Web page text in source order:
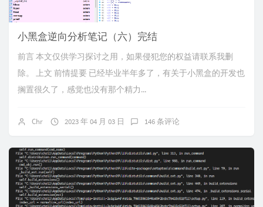
小黑盒逆向分析笔记（六）完结
前言 本文仅供学习探讨之用，如果侵犯您的权益请联系我删
除。 上文 前情提要 已经毕业半年多了，有关于小黑盒的开发也
搁置很久了，感觉也没有那个精力...
Chr 2023 年 04 月 03 日 146 条评论